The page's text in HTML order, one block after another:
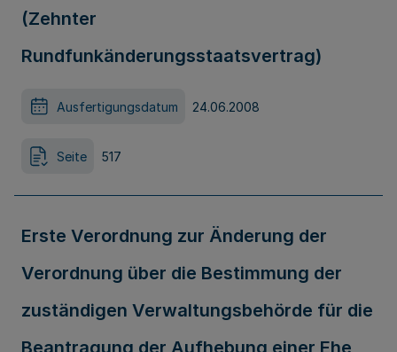
(Zehnter
Rundfunkänderungsstaatsvertrag)
Ausfertigungsdatum 24.06.2008
Seite 517
Erste Verordnung zur Änderung der
Verordnung über die Bestimmung der
zuständigen Verwaltungsbehörde für die
Beantragung der Aufhebung einer Ehe